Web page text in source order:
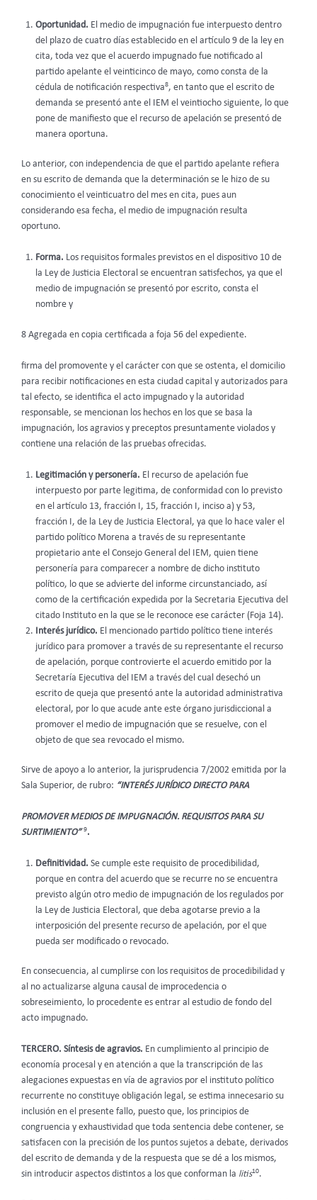
Oportunidad. El medio de impugnación fue interpuesto dentro
del plazo de cuatro días establecido en el artículo 9 de la ley en
cita, toda vez que el acuerdo impugnado fue notificado al
partido apelante el veinticinco de mayo, como consta de la
cédula de notificación respectiva8, en tanto que el escrito de
demanda se presentó ante el IEM el veintiocho siguiente, lo que
pone de manifiesto que el recurso de apelación se presentó de
manera oportuna.
Lo anterior, con independencia de que el partido apelante refiera
en su escrito de demanda que la determinación se le hizo de su
conocimiento el veinticuatro del mes en cita, pues aun
considerando esa fecha, el medio de impugnación resulta
oportuno.
Forma. Los requisitos formales previstos en el dispositivo 10 de
la Ley de Justicia Electoral se encuentran satisfechos, ya que el
medio de impugnación se presentó por escrito, consta el
nombre y
8 Agregada en copia certificada a foja 56 del expediente.
firma del promovente y el carácter con que se ostenta, el domicilio
para recibir notificaciones en esta ciudad capital y autorizados para
tal efecto, se identifica el acto impugnado y la autoridad
responsable, se mencionan los hechos en los que se basa la
impugnación, los agravios y preceptos presuntamente violados y
contiene una relación de las pruebas ofrecidas.
Legitimación y personería. El recurso de apelación fue
interpuesto por parte legitima, de conformidad con lo previsto
en el artículo 13, fracción I, 15, fracción I, inciso a) y 53,
fracción I, de la Ley de Justicia Electoral, ya que lo hace valer el
partido político Morena a través de su representante
propietario ante el Consejo General del IEM, quien tiene
personería para comparecer a nombre de dicho instituto
político, lo que se advierte del informe circunstanciado, así
como de la certificación expedida por la Secretaria Ejecutiva del
citado Instituto en la que se le reconoce ese carácter (Foja 14).
Interés jurídico. El mencionado partido político tiene interés
jurídico para promover a través de su representante el recurso
de apelación, porque controvierte el acuerdo emitido por la
Secretaría Ejecutiva del IEM a través del cual desechó un
escrito de queja que presentó ante la autoridad administrativa
electoral, por lo que acude ante este órgano jurisdiccional a
promover el medio de impugnación que se resuelve, con el
objeto de que sea revocado el mismo.
Sirve de apoyo a lo anterior, la jurisprudencia 7/2002 emitida por la
Sala Superior, de rubro: “INTERÉS JURÍDICO DIRECTO PARA
PROMOVER MEDIOS DE IMPUGNACIÓN. REQUISITOS PARA SU
SURTIMIENTO”9.
Definitividad. Se cumple este requisito de procedibilidad,
porque en contra del acuerdo que se recurre no se encuentra
previsto algún otro medio de impugnación de los regulados por
la Ley de Justicia Electoral, que deba agotarse previo a la
interposición del presente recurso de apelación, por el que
pueda ser modificado o revocado.
En consecuencia, al cumplirse con los requisitos de procedibilidad y
al no actualizarse alguna causal de improcedencia o
sobreseimiento, lo procedente es entrar al estudio de fondo del
acto impugnado.
TERCERO. Síntesis de agravios. En cumplimiento al principio de
economía procesal y en atención a que la transcripción de las
alegaciones expuestas en vía de agravios por el instituto político
recurrente no constituye obligación legal, se estima innecesario su
inclusión en el presente fallo, puesto que, los principios de
congruencia y exhaustividad que toda sentencia debe contener, se
satisfacen con la precisión de los puntos sujetos a debate, derivados
del escrito de demanda y de la respuesta que se dé a los mismos,
sin introducir aspectos distintos a los que conforman la litis10.